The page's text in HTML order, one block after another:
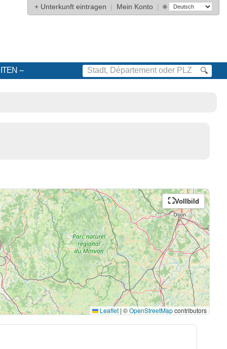
+ Unterkunft eintragen | Mein Konto | 🌐
🔍
Vollbild
Leaflet | ©OpenStreetMapcontributors